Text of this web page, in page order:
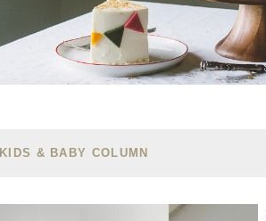
KIDS & BABY COLUMN